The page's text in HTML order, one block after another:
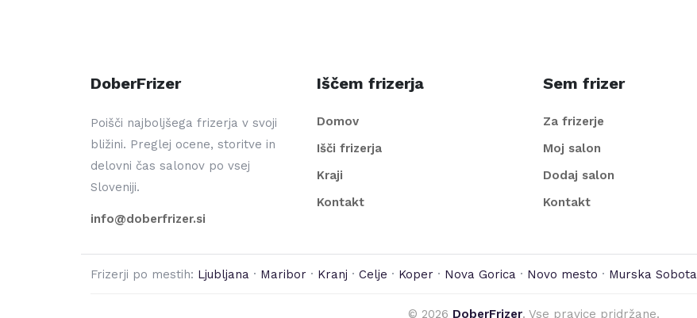
DoberFrizer
Poišči najboljšega frizerja v svoji
bližini. Preglej ocene, storitve in
delovni čas salonov po vsej
Sloveniji.
info@doberfrizer.si
Iščem frizerja
Domov
Išči frizerja
Kraji
Kontakt
Sem frizer
Za frizerje
Moj salon
Dodaj salon
Kontakt
Frizerji po mestih: Ljubljana · Maribor · Kranj · Celje · Koper · Nova Gorica · Novo mesto · Murska Sobota
© 2026 DoberFrizer. Vse pravice pridržane.